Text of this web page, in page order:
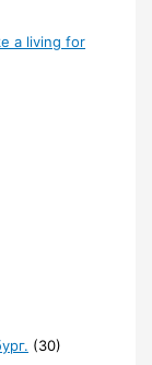
a living for
(30)